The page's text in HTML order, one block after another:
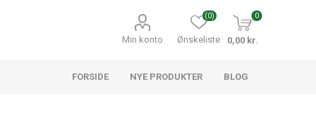
Min konto Ønskeliste
(0) 0
0,00 kr.
FORSIDE NYE PRODUKTER BLOG